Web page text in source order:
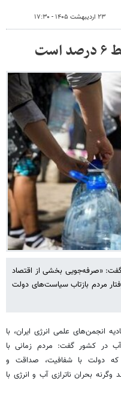
۲۳ اردیبهشت ۱۴۰۵ - ۱۷:۳۰
گفت: «صرفه‌جویی بخشی از اقتصاد
مردم بازتاب سیاست‌های دولت
انجمن‌های علمی انرژی ایران، با
و آب در کشور گفت: مردم زمانی با
دولت با شفافیت، صداقت و
بحران ناترازی آب و انرژی با